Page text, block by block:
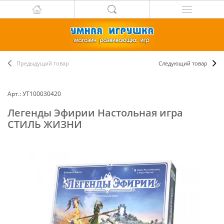
Предыдущий товар Следующий товар
Арт.: УТ100030420
Легенды Эфирии Настольная игра
СТИЛЬ ЖИЗНИ